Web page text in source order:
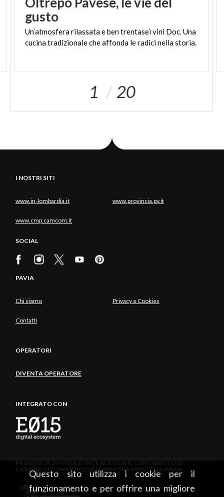
Questo sito utilizza i cookie per il
funzionamento e per offrire una migliore
gusto
Un’atmosferarilassataebentrentaseivini Doc.Una
cucinatradizionalecheaffonda leradicinellastoria.
1 20
I NOSTRI SITI
www.in-lombardia.it www.provincia.pv.it
www.cmp.camcom.it
SOCIAL
PAVIA
Chi siamo Privacy e Cookies
Contatti
OPERATORI
DIVENTA OPERATORE
INTEGRATO CON
PROVINCIA DI PAVIA D’INTESA E CON IL CONTRIBUTO DI
CAMERA DI COMMERCIO DI CREMONA MANTOVA PAVIA